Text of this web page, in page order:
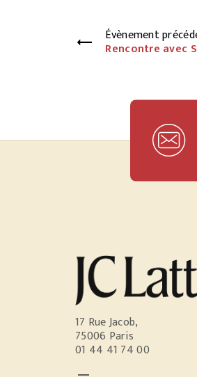
Évènement
Rencontre avec
17 Rue Jacob,
75006 Paris
01 44 41 74 00